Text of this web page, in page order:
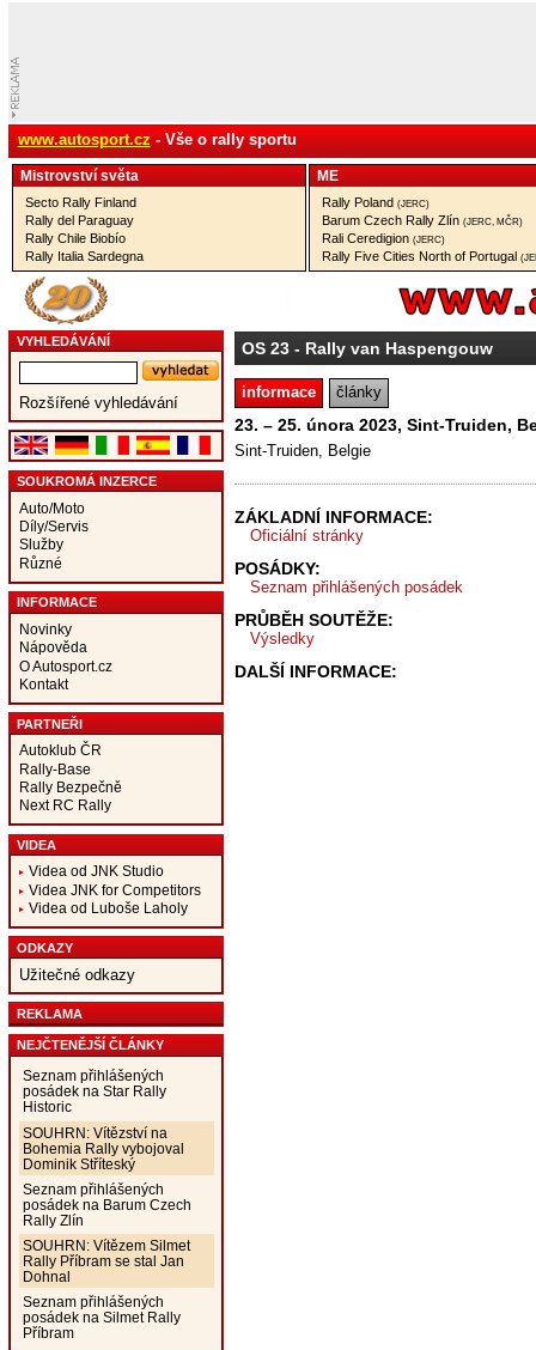
www.autosport.cz - Vše o rally sportu
Mistrovství­ světa
Secto Rally Finland
Rally del Paraguay
Rally Chile Biobío
Rally Italia Sardegna
ME
Rally Poland (JERC)
Barum Czech Rally Zlín (JERC, MČR)
Rali Ceredigion (JERC)
Rally Five Cities North of Portugal
VYHLEDÁVÁNÍ
Rozšířené vyhledávání
SOUKROMÁ INZERCE
Auto/Moto
Díly/Servis
Služby
Různé
INFORMACE
Novinky
Nápověda
O Autosport.cz
Kontakt
PARTNEŘI
Autoklub ČR
Rally-Base
Rally Bezpečně
Next RC Rally
VIDEA
Videa od JNK Studio
Videa JNK for Competitors
Videa od Luboše Laholy
ODKAZY
Užitečné odkazy
REKLAMA
NEJČTENĚJŠÍ ČLÁNKY
Seznam přihlášených
posádek na Star Rally
Historic
SOUHRN: Vítězství na
Bohemia Rally vybojoval
Dominik Stříteský
Seznam přihlášených
posádek na Barum Czech
Rally Zlín
SOUHRN: Vítězem Silmet
Rally Příbram se stal Jan
Dohnal
Seznam přihlášených
posádek na Silmet Rally
Příbram
OS 23- Rally van Haspengouw
informace články
23. – 25. února 2023, Sint-Truiden,
Sint-Truiden, Belgie
ZÁKLADNÍ INFORMACE:
Oficiální stránky
POSÁDKY:
Seznam přihlášených posádek
PRŮBĚH SOUTĚŽE:
Výsledky
DALŠÍ INFORMACE: